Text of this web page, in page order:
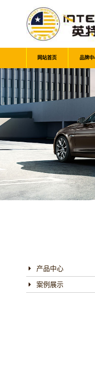
网站首页 品牌中
产品中心
案例展示